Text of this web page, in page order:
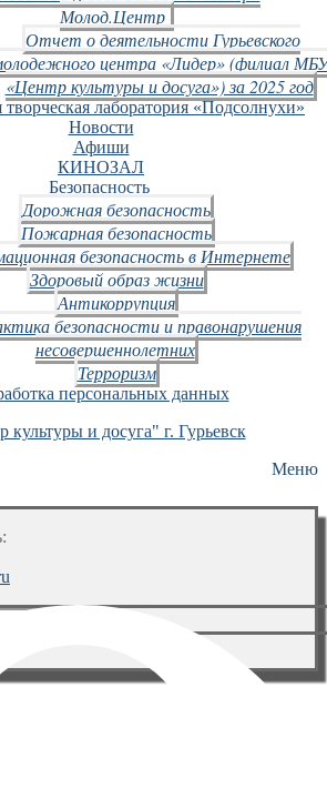
Молод.Центр
Отчет о деятельности Гурьевского
центра «Лидер» (филиал
«Центр культуры и досуга») за 2025 год
лаборатория «Подсолнухи»
Новости
Афиши
КИНОЗАЛ
Безопасность
Дорожная безопасность
Пожарная безопасность
безопасность в Интернете
Здоровый образ жизни
Антикоррупция
безопасности и правонарушения
несовершеннолетних
Терроризм
персональных данных
и досуга" г. Гурьевск
Меню